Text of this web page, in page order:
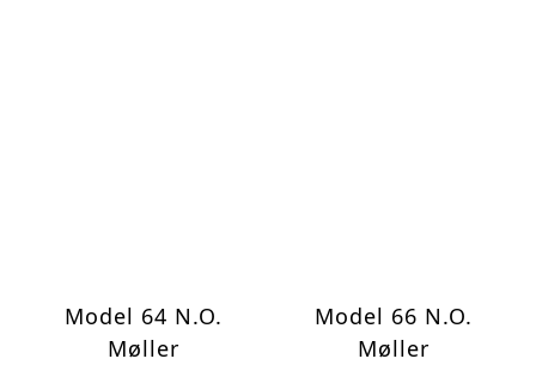
Model 64 N.O.
Møller
Model 66 N.O.
Møller